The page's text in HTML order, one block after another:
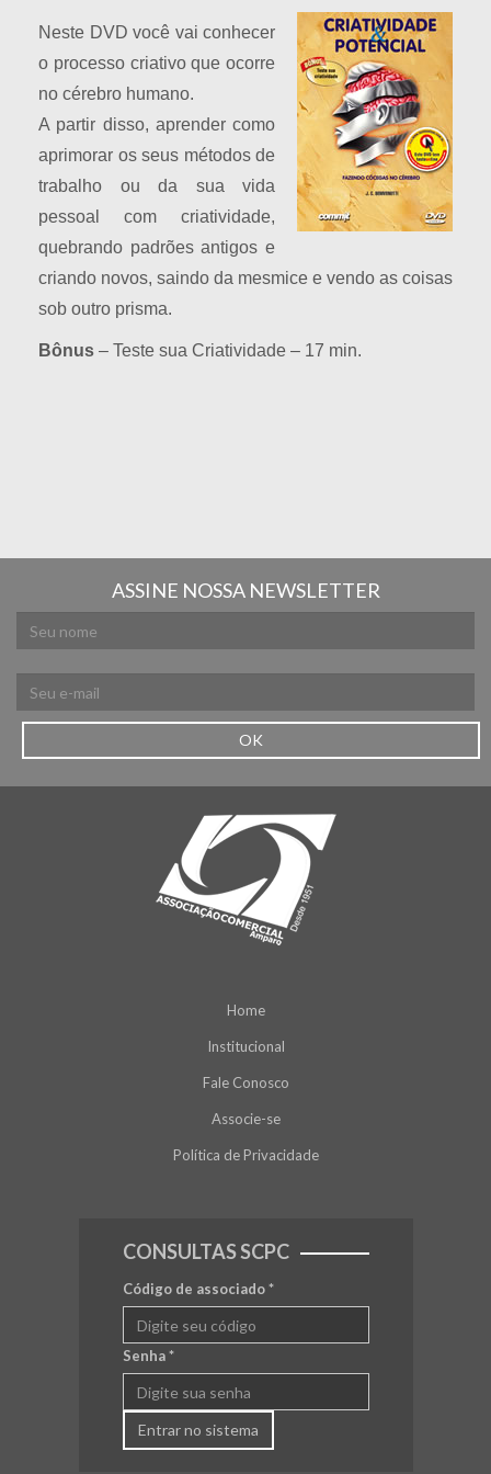
Neste DVD você vai conhecer
o processo criativo que ocorre
no cérebro humano.
A partir disso, aprender como
aprimorar os seus métodos de
trabalho ou da sua vida
pessoal com criatividade,
quebrando padrões antigos e
criando novos, saindo da mesmice e vendo as coisas
sob outro prisma.
Bônus – Teste sua Criatividade – 17 min.
ASSINE NOSSA NEWSLETTER
OK
Home
Institucional
Fale Conosco
Associe-se
Política de Privacidade
CONSULTAS SCPC
Código de associado*
Senha*
Entrar no sistema